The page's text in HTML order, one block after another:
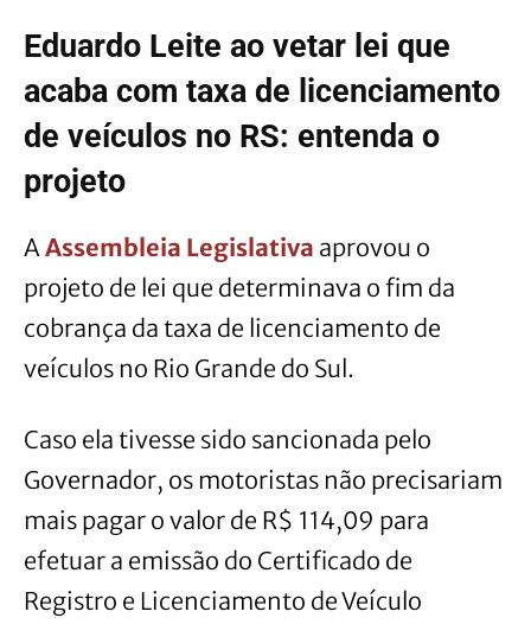
Eduardo Leite ao vetar lei que
acaba com taxa de licenciamento
de veículos no RS: entenda o
projeto
A Assembleia Legislativa aprovou o
projeto de lei que determinava o fim da
cobrança da taxa de licenciamento de
veículos no Rio Grande do Sul.
Caso ela tivesse sido sancionada pelo
Governador, os motoristas não precisariam
mais pagar o valor de R$ 114,09 para
efetuar a emissão do Certificado de
Registro e Licenciamento de Veículo